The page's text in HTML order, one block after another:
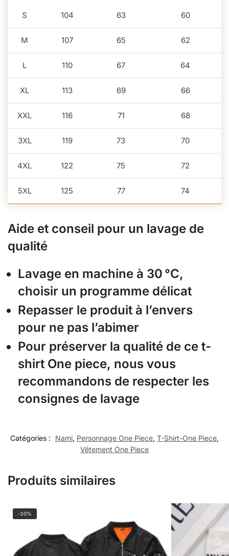
S 104 63 60
M 107 65 62
L 110 67 64
XL 113 69 66
XXL 116 71 68
3XL 119 73 70
4XL 122 75 72
5XL 125 77 74
Aide et conseil pour un lavage de
qualité
Lavage en machine à 30 °C,
choisir un programme délicat
Repasser le produit à l’envers
pour ne pas l’abimer
Pour préserver la qualité de ce t-
shirt One piece, nous vous
recommandons de respecter les
consignes de lavage
Catégories : Nami, Personnage One Piece, T-Shirt-One Piece,
Vêtement One Piece
Produits similaires
-30%